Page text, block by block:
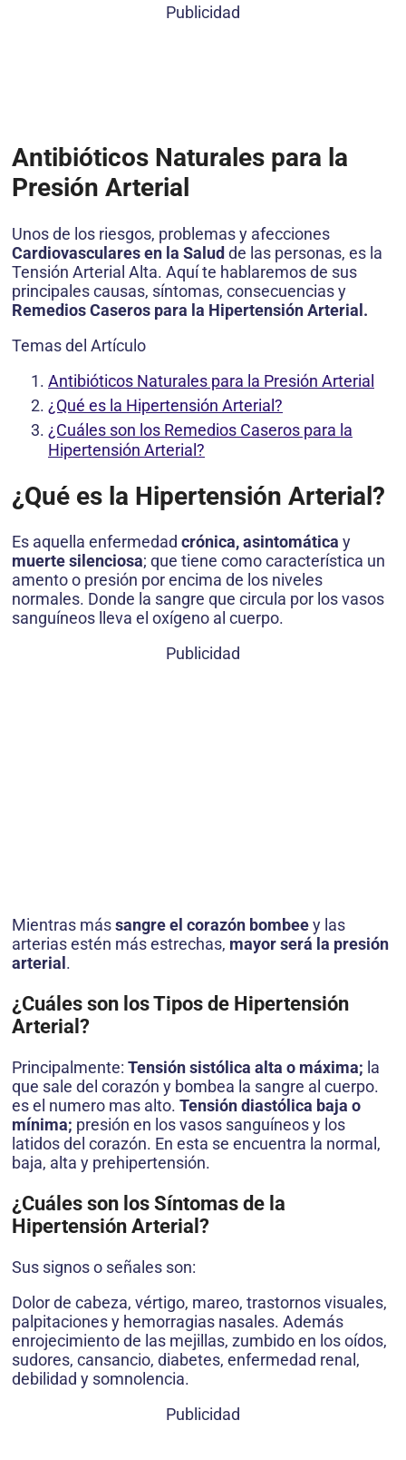
Publicidad
Antibióticos Naturales para la
Presión Arterial
Unos de los riesgos, problemas y afecciones
Cardiovasculares en la Saludde las personas, es la
Tensión Arterial Alta. Aquí te hablaremos de sus
principales causas, síntomas, consecuencias y
Remedios Caseros para la Hipertensión Arterial.
Temas del Artículo
Antibióticos Naturales para la Presión Arterial
¿Qué es la Hipertensión Arterial?
¿Cuáles son los Remedios Caseros para la
Hipertensión Arterial?
¿Qué es la Hipertensión Arterial?
Es aquella enfermedad crónica, asintomática y
muerte silenciosa; que tiene como característica un
amento o presión por encima de los niveles
normales. Donde la sangre que circula por los vasos
sanguíneos lleva el oxígeno al cuerpo.
Publicidad
Mientras mássangre el corazón bombeey las
arterias estén más estrechas, mayor será la presión
arterial .
¿Cuáles son los Tipos de Hipertensión
Arterial?
Principalmente: Tensión sistólica alta o máxima; la
que sale del corazón y bombea la sangre al cuerpo.
es el numero mas alto. Tensión diastólica baja o
mínima; presión en los vasos sanguíneos y los
latidos del corazón. En esta se encuentra la normal,
baja, alta y prehipertensión.
¿Cuáles son los Síntomas de la
Hipertensión Arterial?
Sus signos o señales son:
Dolor de cabeza, vértigo, mareo, trastornos visuales,
palpitaciones y hemorragias nasales. Además
enrojecimiento de las mejillas, zumbido en los oídos,
sudores, cansancio, diabetes, enfermedad renal,
debilidad y somnolencia.
Publicidad